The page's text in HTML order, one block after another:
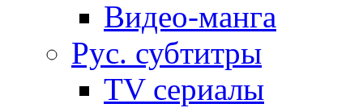
Видео-манга
Рус. субтитры
TV сериалы